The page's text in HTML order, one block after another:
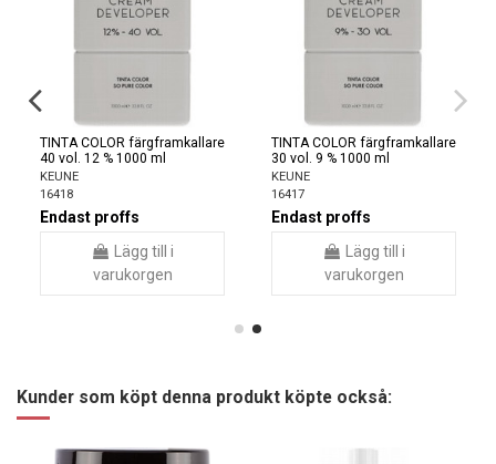
TINTA COLOR färgframkallare
40 vol. 12 % 1000 ml
KEUNE
16418
Endast proffs
Lägg till i
varukorgen
TINTA COLOR färgframkallare
30 vol. 9 % 1000 ml
KEUNE
16417
Endast proffs
Lägg till i
varukorgen
Kunder som köpt denna produkt köpte också: